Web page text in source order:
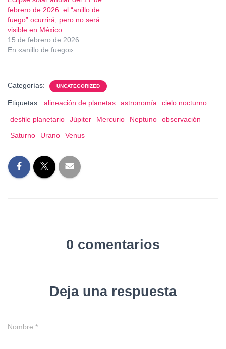
febrero de 2026: el “anillo de
fuego” ocurrirá, pero no será
visible en México
15 de febrero de 2026
En «anillo de fuego»
Categorías: UNCATEGORIZED
Etiquetas: alineación de planetas astronomía
cielo nocturno
desfile planetario
Júpiter Mercurio Neptuno
observación
Saturno
Urano Venus
0 comentarios
Deja una respuesta
Nombre *